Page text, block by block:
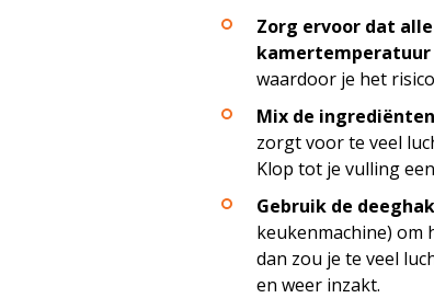
Zorg ervoor dat
kamertemperatuur
waardoor je het
Mix de
zorgt voor te veel
Klop tot je vulling
Gebruik de
keukenmachine) om
dan zou je te veel
en weer inzakt.